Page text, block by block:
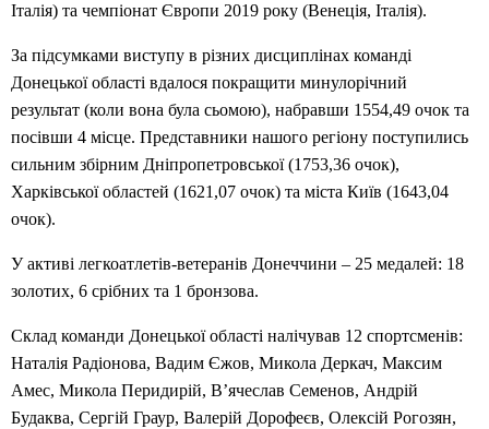
Італія) та чемпіонат Європи 2019 року (Венеція, Італія).
За підсумками виступу в різних дисциплінах команді
Донецької області вдалося покращити минулорічний
результат (коли вона була сьомою), набравши 1554,49 очок та
посівши 4 місце. Представники нашого регіону поступились
сильним збірним Дніпропетровської (1753,36 очок),
Харківської областей (1621,07 очок) та міста Київ (1643,04
очок).
У активі легкоатлетів-ветеранів Донеччини – 25 медалей: 18
золотих, 6 срібних та 1 бронзова.
Склад команди Донецької області налічував 12 спортсменів:
Наталія Радіонова, Вадим Єжов, Микола Деркач, Максим
Амес, Микола Перидирій, В’ячеслав Семенов, Андрій
Будаква, Сергій Граур, Валерій Дорофеєв, Олексій Рогозян,